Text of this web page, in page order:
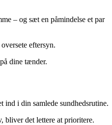
– og sæt en påmindelse et par
eftersyn.
dine tænder.
i din samlede sundhedsrutine.
bliver det lettere at prioritere.